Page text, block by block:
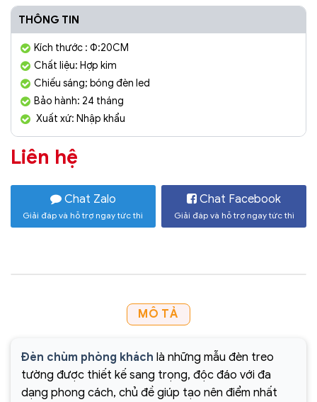
THÔNG TIN
Kích thước : Φ:20CM
Chất liệu: Hợp kim
Chiếu sáng; bóng đèn led
Bảo hành: 24 tháng
Xuất xứ: Nhập khẩu
Liên hệ
Chat Zalo
Giải đáp và hỗ trợ ngay tức thì
Chat Facebook
Giải đáp và hỗ trợ ngay tức thì
MÔ TẢ
Đèn chùm phòng khách là những mẫu đèn treo
tường được thiết kế sang trọng, độc đáo với đa
dạng phong cách, chủ đề giúp tạo nên điểm nhất